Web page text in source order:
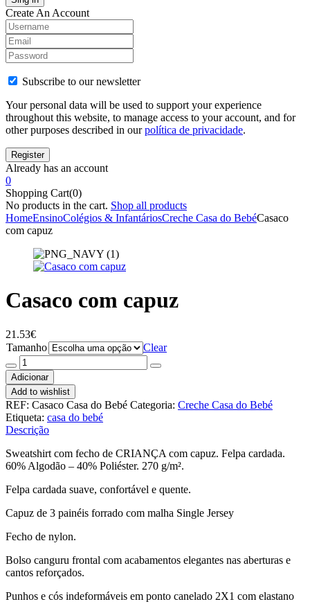
Create An Account
Subscribe to our newsletter
Your personal data will be used to support your experience
throughout this website, to manage access to your account, and for
other purposes described in ourpolítica de privacidade.
Already has an account
0
Shopping Cart(0)
No products in the cart. Shop all products
HomeEnsinoColégios & InfantáriosCreche Casa do BebéCasaco
com capuz
Casaco com capuz
21.53€
Tamanho
Clear
Quantidade
de
Casaco
com
capuz
Adicionar
Add to wishlist
REF: Casaco Casa do Bebé Categoria: Creche Casa do Bebé
Etiqueta: casa do bebé
Descrição
Sweatshirt com fecho de CRIANÇA com capuz. Felpa cardada.
60% Algodão – 40% Poliéster. 270 g/m².
Felpa cardada suave, confortável e quente.
Capuz de 3 painéis forrado com malha Single Jersey
Fecho de nylon.
Bolso canguru frontal com acabamentos elegantes nas aberturas e
cantos reforçados.
Punhos e cós indeformáveis em ponto canelado 2X1 com elastano